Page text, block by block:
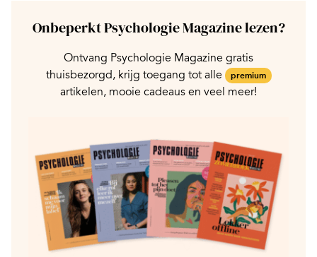
Onbeperkt Psychologie Magazine lezen?
Ontvang Psychologie Magazine gratis
thuisbezorgd, krijg toegang tot alle
premium
artikelen, mooie cadeaus en veel meer!